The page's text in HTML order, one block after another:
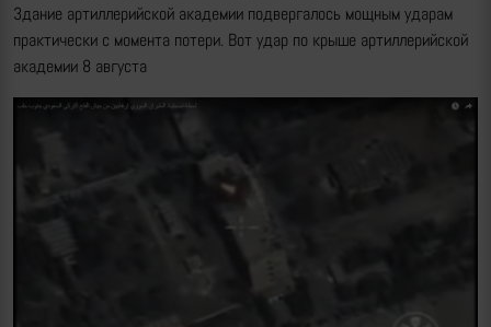
Здание артиллерийской академии подвергалось мощным ударам
практически с момента потери. Вот удар по крыше артиллерийской
академии 8 августа